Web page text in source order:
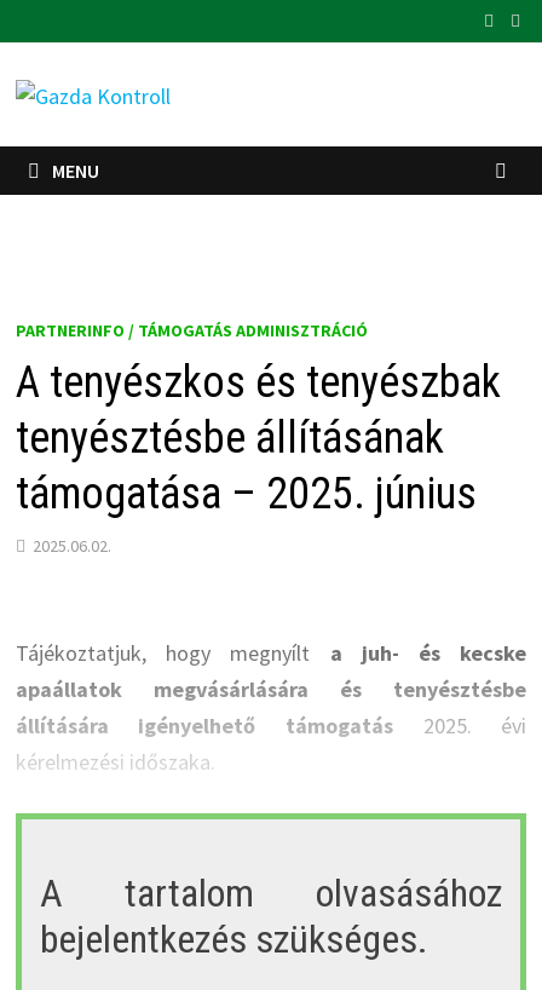
to
content
MENU
PARTNERINFO / TÁMOGATÁS ADMINISZTRÁCIÓ
A tenyészkos és tenyészbak
tenyésztésbe állításának
támogatása – 2025. június
2025.06.02.
Tájékoztatjuk, hogy megnyílt a juh- és kecske
apaállatok megvásárlására és tenyésztésbe
állítására igényelhető támogatás 2025. évi
kérelmezési időszaka.
A tartalom olvasásához
bejelentkezés szükséges.